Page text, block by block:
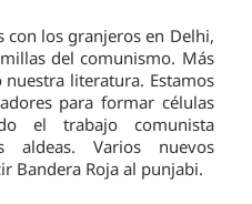
con los granjeros en Delhi,
del comunismo. Más
literatura. Estamos
para formar células
el trabajo comunista
aldeas. Varios nuevos
Bandera Roja al punjabi.